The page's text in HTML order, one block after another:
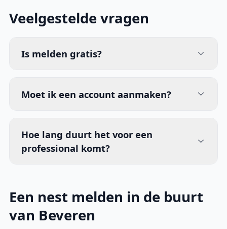
Veelgestelde vragen
Is melden gratis?
Moet ik een account aanmaken?
Hoe lang duurt het voor een
professional komt?
Een nest melden in de buurt
van Beveren